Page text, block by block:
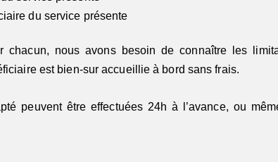
du service présente
nous avons besoin de connaître les
est bien-sur accueillie à bord sans frais.
peuvent être effectuées 24h à l’avance, ou